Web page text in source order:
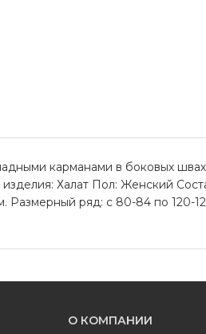
карманами в боковых
Халат Пол: Женский
ряд: с 80-84 по 120-
О КОМПАНИИ